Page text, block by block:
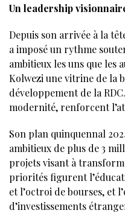
Un leadership
Depuis son arrivée à la
a imposé un rythme
ambitieux les uns que les
Kolwezi une vitrine de la
développement de la
modernité, renforcent
Son plan quinquennal
ambitieux de plus de 3
projets visant à
priorités figurent
et l’octroi de bourses, et
d’investissements